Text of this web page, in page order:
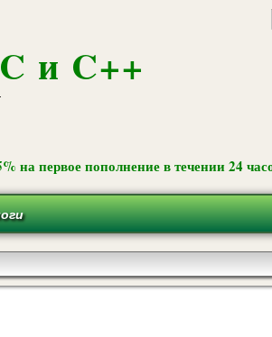
и C++
на первое пополнение в течении 24